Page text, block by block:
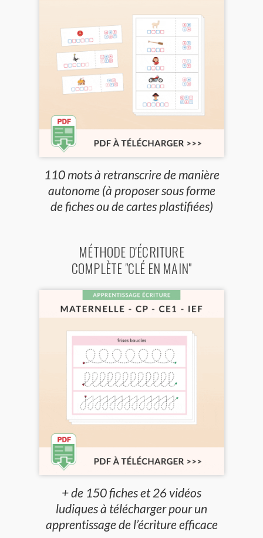
110 mots à retranscrire de manière
autonome (à proposer sous forme
de fiches ou de cartes plastifiées)
MÉTHODE D'ÉCRITURE
COMPLÈTE "CLÉ EN MAIN"
+ de 150 fiches et 26 vidéos
ludiques à télécharger pour un
apprentissage de l’écriture efficace